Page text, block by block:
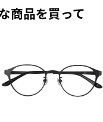
間は初期の期間から
をお選びのうえ、
求めください。
ズ交換券」はお選び
商品を買って